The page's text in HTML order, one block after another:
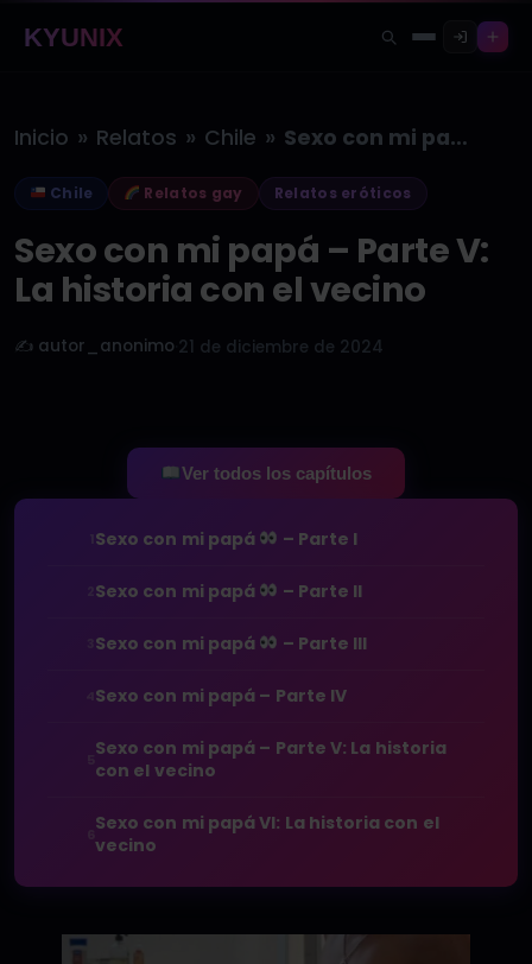
KYUNIX
Inicio » Relatos » Chile » Sexo con mi papá – Parte…
Chile Relatos gay Relatos eróticos
Sexo con mi papá – Parte V:
La historia con el vecino
✍️ autor_anonimo 21 de diciembre de 2024
Ver todos los capítulos
Sexo con mi papá – Parte I
Sexo con mi papá – Parte II
Sexo con mi papá – Parte III
Sexo con mi papá – Parte IV
Sexo con mi papá – Parte V: La historia
con el vecino
Sexo con mi papá VI: La historia con el
vecino